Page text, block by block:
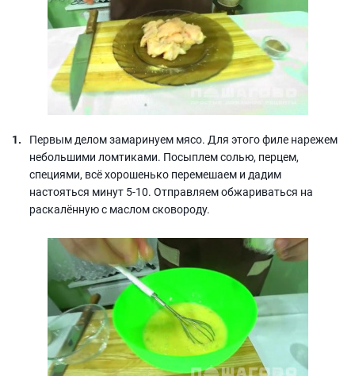
Первым делом замаринуем мясо. Для этого филе нарежем
небольшими ломтиками. Посыплем солью, перцем,
специями, всё хорошенько перемешаем и дадим
настояться минут 5-10. Отправляем обжариваться на
раскалённую с маслом сковороду.